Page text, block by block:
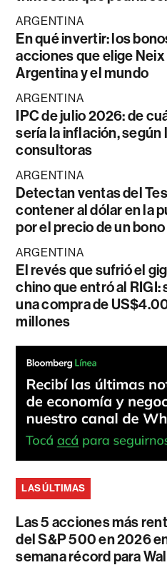
ARGENTINA
En qué invertir: los
acciones que elige Neix
Argentina y el mundo
ARGENTINA
IPC de julio 2026: de
sería la inflación, según
consultoras
ARGENTINA
Detectan ventas del
contener al dólar en la
por el precio de un bono
ARGENTINA
El revés que sufrió el
chino que entró al RIGI:
una compra de
millones
LAS ÚLTIMAS
Las 5 acciones más
del S&P 500 en 2026
semana récord para